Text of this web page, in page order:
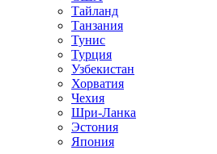
Тайланд
Танзания
Тунис
Турция
Узбекистан
Хорватия
Чехия
Шри-Ланка
Эстония
Япония